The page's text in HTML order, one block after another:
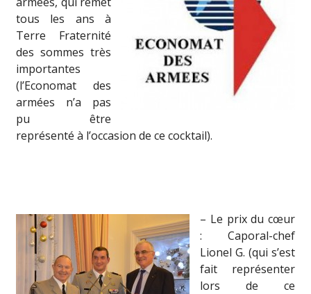
tous les ans à
Terre Fraternité
des sommes très
importantes
(l’Economat des
armées n’a pas
pu être
représenté à l’occasion de ce cocktail).
– Le prix du cœur
: Caporal-chef
Lionel G. (qui s’est
fait représenter
lors de ce